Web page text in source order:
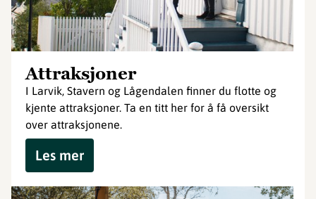
Attraksjoner
I Larvik, Stavern og Lågendalen finner du flotte og
kjente attraksjoner. Ta en titt her for å få oversikt
over attraksjonene.
Les mer